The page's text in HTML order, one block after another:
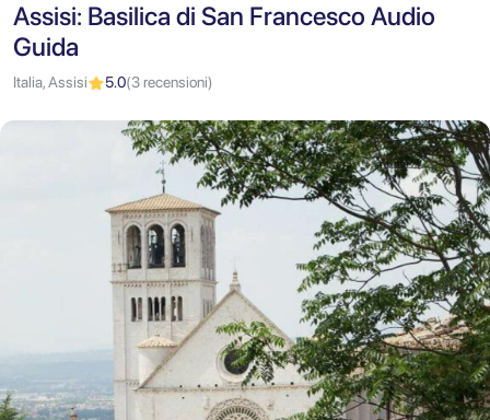
Assisi: Basilica di San Francesco Audio
Guida
Italia, Assisi 5.0(3 recensioni)